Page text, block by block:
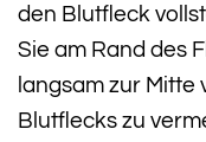
den Blutfleck
Sie am Rand des
langsam zur Mitte
Blutflecks zu